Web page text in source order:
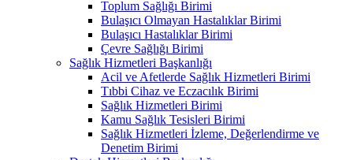
Toplum Sağlığı Birimi
Bulaşıcı Olmayan Hastalıklar Birimi
Bulaşıcı Hastalıklar Birimi
Çevre Sağlığı Birimi
Sağlık Hizmetleri Başkanlığı
Acil ve Afetlerde Sağlık Hizmetleri Birimi
Tıbbi Cihaz ve Eczacılık Birimi
Sağlık Hizmetleri Birimi
Kamu Sağlık Tesisleri Birimi
Sağlık Hizmetleri İzleme, Değerlendirme ve
Denetim Birimi